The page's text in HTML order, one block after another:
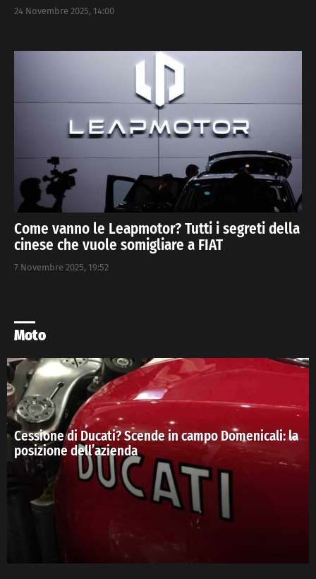
24 Novembre 2025, 14:00
Come vanno le Leapmotor? Tutti i segreti della
cinese che vuole somigliare a FIAT
7 Novembre 2025, 19:52
Moto
Cessione di Ducati? Scende in campo Domenicali: la
posizione dell’azienda